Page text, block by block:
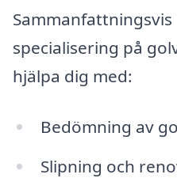
specialisering på
hjälpa dig med:
Bedömning av
Slipning och